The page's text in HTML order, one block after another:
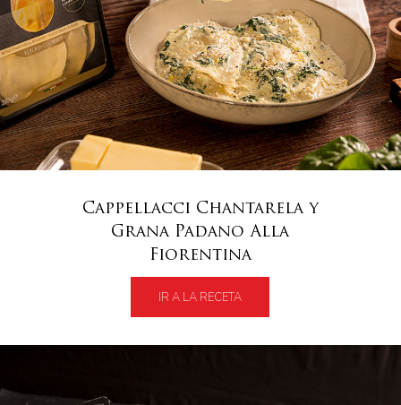
Cappellacci Chantarela y
Grana Padano Alla
Fiorentina
IR A LA RECETA